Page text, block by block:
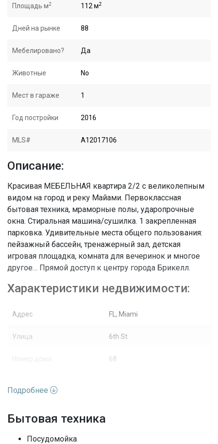
Площадь м2 112 м2
Дней на рынке 88
Мебелировано? Да
Животные No
Мест в гараже 1
Год постройки 2016
MLS# A12017106
Описание:
Красивая МЕБЕЛЬНАЯ квартира 2/2 с великолепным
видом на город и реку Майами. Первоклассная
бытовая техника, мраморные полы, ударопрочные
окна. Стиральная машина/сушилка. 1 закрепленная
парковка. Удивительные места общего пользования:
пейзажный бассейн, тренажерный зал, детская
игровая площадка, комната для вечеринок и многое
другое… Прямой доступ к центру города Брикелл.
Характеристики недвижимости:
Адрес FL, Miami
Улица 6th St
68
Вид недвижимости
Подробнее
Бытовая техника
Посудомойка